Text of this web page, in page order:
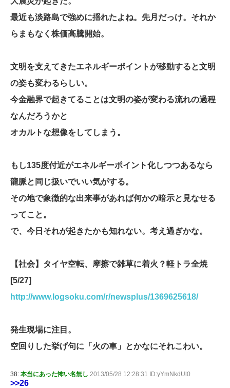
最近も淡路島で強めに揺れたよね。先月だっけ。それか
らまもなく株価高騰開始。
文明を支えてきたエネルギーポイントが移動すると文明
の姿も変わるらしい。
今金融界で起きてることは文明の姿が変わる流れの過程
なんだろうかと
オカルトな想像をしてしまう。
もし135度付近がエネルギーポイント化しつつあるなら
龍脈と同じ扱いでいい気がする。
その地で象徴的な出来事があれば何かの暗示と見なせる
ってこと。
で、今日それが起きたかも知れない。考え過ぎかな。
【社会】タイヤ空転、摩擦で雑草に着火？軽トラ全焼
[5/27]
http://www.logsoku.com/r/newsplus/1369625618/
発生現場に注目。
空回りした挙げ句に「火の車」とかなにそれこわい。
38: 本当にあった怖い名無し 2013/05/28 12:28:31 ID:yYmNkdUl0
>>26